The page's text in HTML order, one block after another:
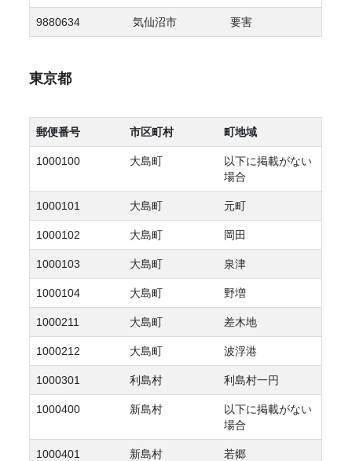
9880634 気仙沼市 要害
東京都
郵便番号 市区町村 町地域
1000100 大島町
以下に掲載がない
場合
1000101 大島町 元町
1000102 大島町 岡田
1000103 大島町 泉津
1000104 大島町 野増
1000211 大島町 差木地
1000212 大島町 波浮港
1000301 利島村 利島村一円
1000400 新島村
以下に掲載がない
場合
1000401 新島村 若郷